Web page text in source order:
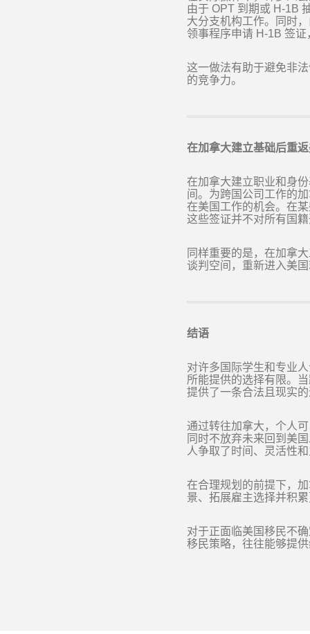
由于 OPT 到期或 H-1B
大分支机构工作。同时
领事程序申请 H-1B 签证
这一做法有助于避免非
的竞争力。
在加拿大建立基础后重
在加拿大建立职业和身
间。为跨国公司工作的
在美国工作的机会。在
这些签证并不对所有国
同样重要的是，在加拿
谈判空间，重新进入美
结语
对许多国际学生和专业
所能提供的选择有限。
提供了一条合法且现实
通过转往加拿大，个人
同时不放弃未来回到美
人争取了时间、灵活性
在合理规划的前提下，
景、拓展雇主选择并积
对于正面临美国移民不
移民策略，往往能够提